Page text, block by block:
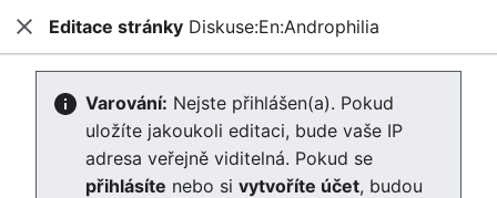
Enviwiki
Vytváření Diskuse:En:Androphilia
Editor se nyní načte. Pokud tuto zprávu stále vidíte po
několika sekundách, prosímobnovte stránku .
ZavřítEditace stránky Diskuse:En:Androphilia
Varování: Nejste přihlášen(a). Pokud
uložíte jakoukoli editaci, bude vaše IP
adresa veřejně viditelná. Pokud se
přihlásíte nebo si vytvoříte účet, budou